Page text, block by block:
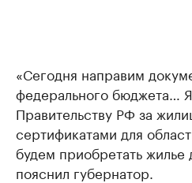
«Сегодня направим
федерального бюджета…
Правительству РФ за
сертификатами для
будем приобретать
пояснил губернатор.